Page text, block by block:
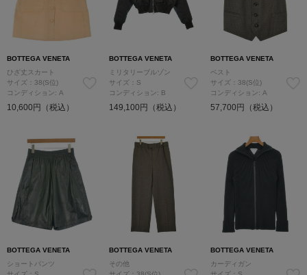
BOTTEGA VENETA
ひざ丈スカート
サイズ：38(S位)
コンディション: A
10,600円（税込）
BOTTEGA VENETA
ミリタリーブルゾン
サイズ：S
コンディション: B
149,100円（税込）
BOTTEGA VENETA
ベスト
サイズ：38(S位)
コンディション: A
57,700円（税込）
BOTTEGA VENETA
ショートパンツ
BOTTEGA VENETA
その他
BOTTEGA VENETA
カーディガン